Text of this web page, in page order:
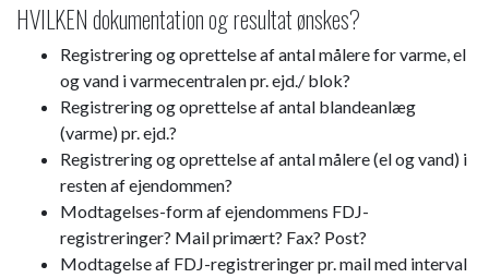
HVILKEN dokumentation og resultat ønskes?
Registrering og oprettelse af antal målere for varme, el
og vand i varmecentralen pr. ejd./ blok?
Registrering og oprettelse af antal blandeanlæg
(varme) pr. ejd.?
Registrering og oprettelse af antal målere (el og vand) i
resten af ejendommen?
Modtagelses-form af ejendommens FDJ-
registreringer? Mail primært? Fax? Post?
Modtagelse af FDJ-registreringer pr. mail med interval